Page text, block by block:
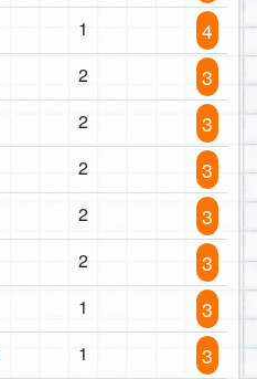
1 4
2 3
2 3
2 3
2 3
2 3
1 3
1 3